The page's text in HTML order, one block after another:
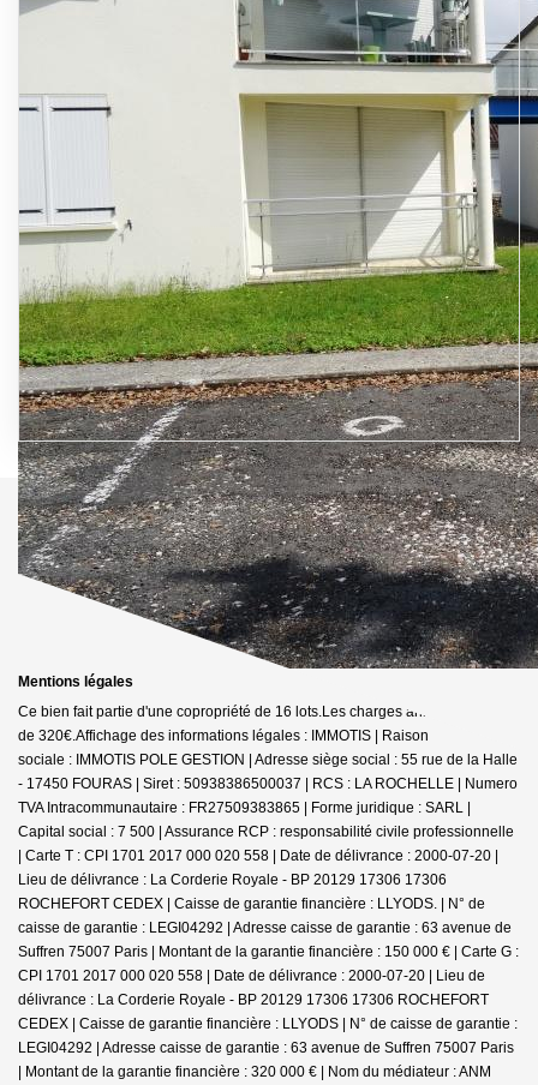
Mentions légales
Ce bien fait partie d'une copropriété de 16 lots.Les charges annuelles sont
de 320€.Affichage des informations légales : IMMOTIS | Raison
sociale : IMMOTIS POLE GESTION | Adresse siège social : 55 rue de la Halle
- 17450 FOURAS | Siret : 50938386500037 | RCS : LA ROCHELLE | Numero
TVA Intracommunautaire : FR27509383865 | Forme juridique : SARL |
Capital social : 7 500 | Assurance RCP : responsabilité civile professionnelle
| Carte T : CPI 1701 2017 000 020 558 | Date de délivrance : 2000-07-20 |
Lieu de délivrance : La Corderie Royale - BP 20129 17306 17306
ROCHEFORT CEDEX | Caisse de garantie financière : LLYODS. | N° de
caisse de garantie : LEGI04292 | Adresse caisse de garantie : 63 avenue de
Suffren 75007 Paris | Montant de la garantie financière : 150 000 € | Carte G :
CPI 1701 2017 000 020 558 | Date de délivrance : 2000-07-20 | Lieu de
délivrance : La Corderie Royale - BP 20129 17306 17306 ROCHEFORT
CEDEX | Caisse de garantie financière : LLYODS | N° de caisse de garantie :
LEGI04292 | Adresse caisse de garantie : 63 avenue de Suffren 75007 Paris
| Montant de la garantie financière : 320 000 € | Nom du médiateur : ANM